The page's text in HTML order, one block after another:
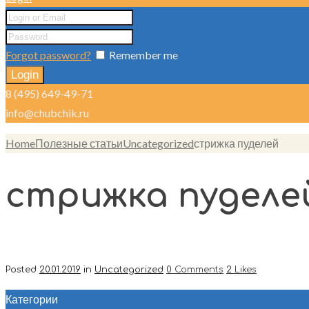
Forgot password? Remember me
8 (495) 649-49-71
info@chubchik.ru
HomeПолезные статьиUncategorizedстрижка пуделей
стрижка
Posted 20.01.2019 in Uncategorized 0 Comments 2 Likes
Категории